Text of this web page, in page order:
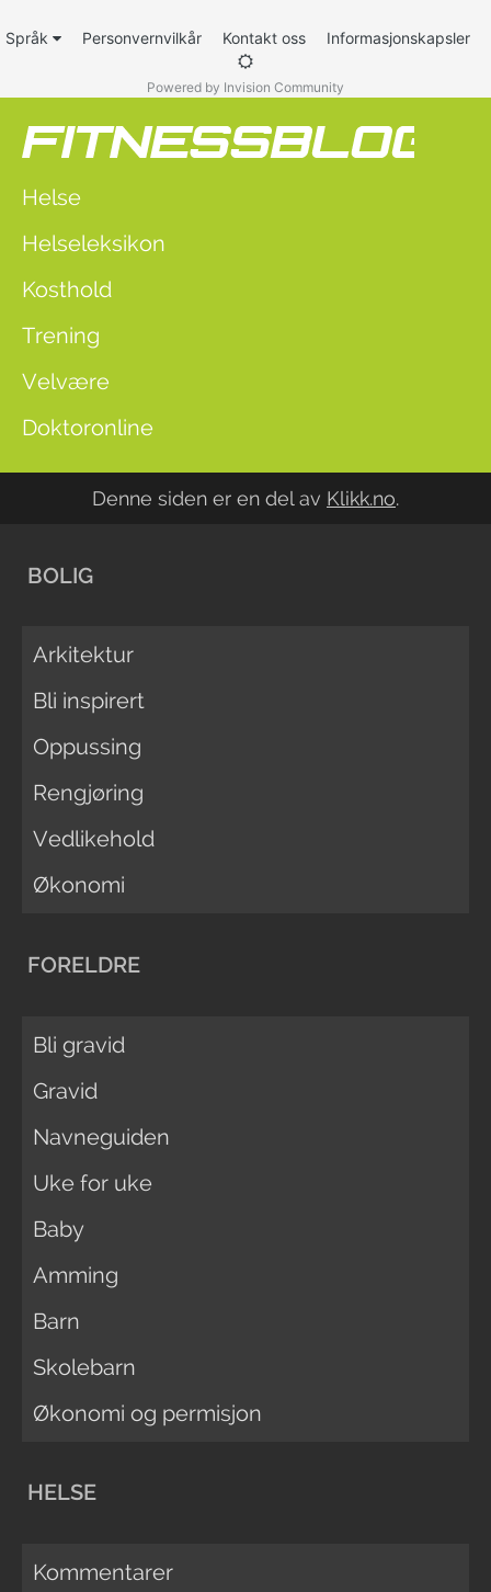
Språk Personvernvilkår Kontakt oss Informasjonskapsler
Powered by Invision Community
Helse
Helseleksikon
Kosthold
Trening
Velvære
Doktoronline
Denne siden er en del av Klikk.no.
BOLIG
Arkitektur
Bli inspirert
Oppussing
Rengjøring
Vedlikehold
Økonomi
FORELDRE
Bli gravid
Gravid
Navneguiden
Uke for uke
Baby
Amming
Barn
Skolebarn
Økonomi og permisjon
HELSE
Kommentarer